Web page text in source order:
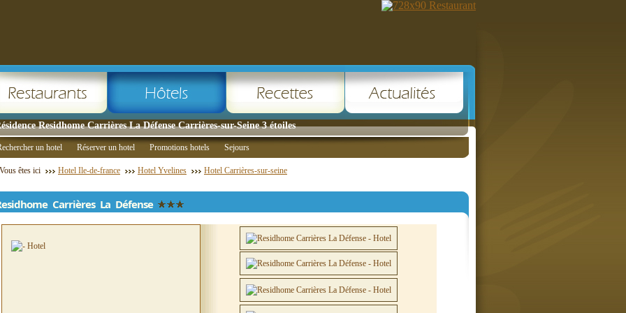
Residhome Carrières La Défense Carrières-sur-Seine 3 étoiles
un hotel Réserver un hotel Promotions hotels Sejours
Vous êtes ici Hotel Ile-de-france Hotel Yvelines Hotel Carrières-sur-seine
Carrières La Défense